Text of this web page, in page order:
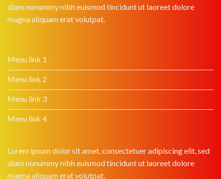
diam nonummy nibh euismod tincidunt ut laoreet dolore
magna aliquam erat volutpat.
Menu link 1
Menu link 2
Menu link 3
Menu link 4
Lorem ipsum dolor sit amet, consectetuer adipiscing elit, sed
diam nonummy nibh euismod tincidunt ut laoreet dolore
magna aliquam erat volutpat.